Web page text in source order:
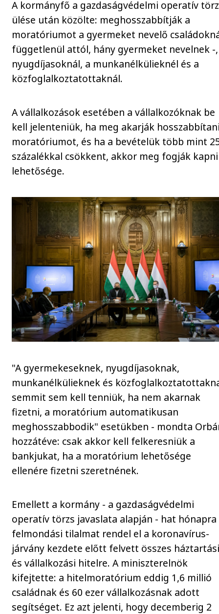
A kormányfő a gazdaságvédelmi operatív
ülése után közölte: meghosszabbítják a
moratóriumot a gyermeket nevelő
függetlenül attól, hány gyermeket nevelnek -
nyugdíjasoknál, a munkanélkülieknél és a
közfoglalkoztatottaknál.
A vállalkozások esetében a vállalkozóknak be
kell jelenteniük, ha meg akarják
moratóriumot, és ha a bevételük több mint
százalékkal csökkent, akkor meg fogják
lehetősége.
"A gyermekeseknek, nyugdíjasoknak,
munkanélkülieknek és
semmit sem kell tenniük, ha nem akarnak
fizetni, a moratórium automatikusan
meghosszabbodik" esetükben - mondta
hozzátéve: csak akkor kell felkeresniük a
bankjukat, ha a moratórium lehetősége
ellenére fizetni szeretnének.
Emellett a kormány - a gazdaságvédelmi
operatív törzs javaslata alapján - hat hónapra
felmondási tilalmat rendel el a koronavírus-
járvány kezdete előtt felvett összes
és vállalkozási hitelre. A miniszterelnök
kifejtette: a hitelmoratórium eddig 1,6 millió
családnak és 60 ezer vállalkozásnak adott
segítséget. Ez azt jelenti, hogy decemberig 2